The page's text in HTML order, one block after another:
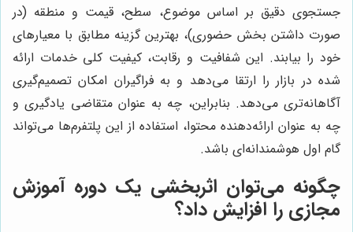
جستجوی دقیق بر اساس موضوع، سطح، قیمت و منطقه (در
صورت داشتن بخش حضوری)، بهترین گزینه مطابق با معیارهای
خود را بیابند. این شفافیت و رقابت، کیفیت کلی خدمات ارائه
شده در بازار را ارتقا می‌دهد و به فراگیران امکان تصمیم‌گیری
آگاهانه‌تری می‌دهد. بنابراین، چه به عنوان متقاضی یادگیری و
چه به عنوان ارائه‌دهنده محتوا، استفاده از این پلتفرم‌ها می‌تواند
گام اول هوشمندانه‌ای باشد.
چگونه می‌توان اثربخشی یک دوره آموزش
مجازی را افزایش داد؟